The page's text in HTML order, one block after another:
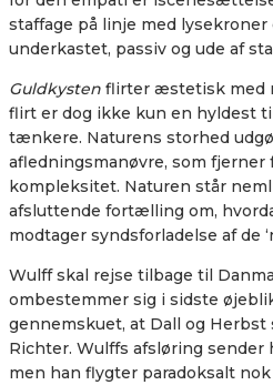
staffage på linje med
underkastet, passiv og ude af
Guldkysten flirter æstetisk med
flirt er dog ikke kun en hyldest
tænkere. Naturens storhed
afledningsmanøvre, som fjerner
kompleksitet. Naturen står
afsluttende fortælling om,
modtager syndsforladelse af de
Wulff skal rejse tilbage til
ombestemmer sig i sidste
gennemskuet, at Dall og
Richter. Wulffs afsløring
men han flygter paradoksalt